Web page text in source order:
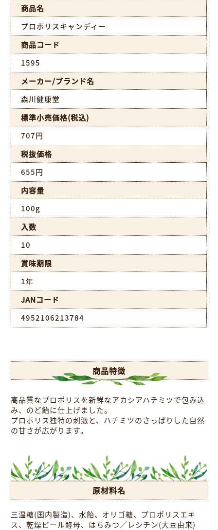
商品名
プロポリスキャンディー
商品コード
1595
メーカー/ブランド名
森川健康堂
標準小売価格(税込)
707円
税抜価格
655円
内容量
100g
入数
10
賞味期限
1年
JANコード
4952106213784
商品特徴
高品質なプロポリスを新鮮なアカシアハチミツで包み込
み、のど飴に仕上げました。
プロポリス独特の刺激と、ハチミツのさっぱりした自然
の甘さが広がります。
原材料名
三温糖(国内製造)、水飴、オリゴ糖、プロポリスエキ
ス、乾燥ビール酵母、はちみつ／レシチン(大豆由来)